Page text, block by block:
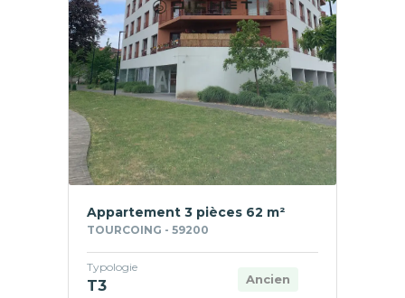
Appartement 3 pièces 62 m²
TOURCOING - 59200
Ancien
Typologie
T3